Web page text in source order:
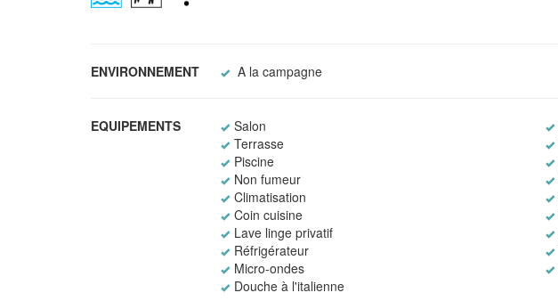
ENVIRONNEMENT A la campagne
EQUIPEMENTS Salon
Terrasse
Piscine
Non fumeur
Climatisation
Coin cuisine
Lave linge privatif
Réfrigérateur
Micro-ondes
Douche à l'italienne